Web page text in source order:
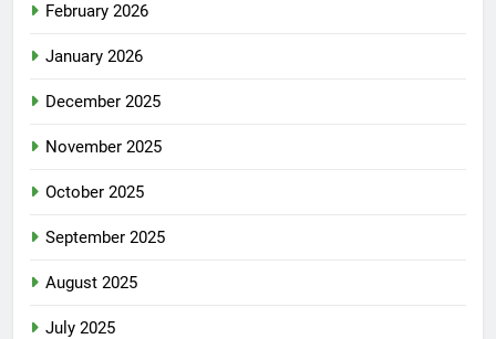
February 2026
January 2026
December 2025
November 2025
October 2025
September 2025
August 2025
July 2025